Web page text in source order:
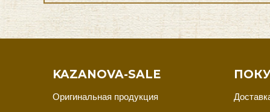
KAZANOVA-SALE
Оригинальная продукция